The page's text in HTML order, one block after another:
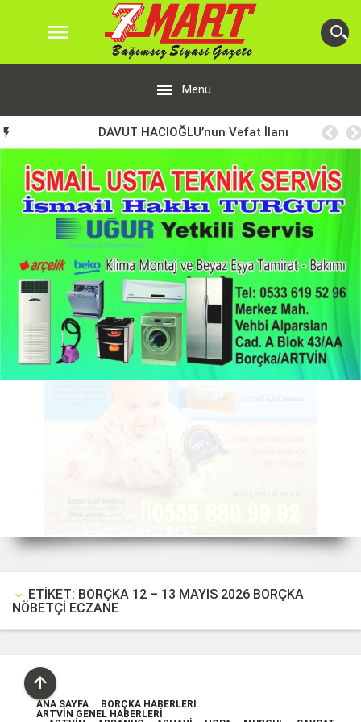

 Menü
 DAVUT HACIOĞLU’nun Vefat İlanı
keyboard_arrow_down ETIKET: BORÇKA 12 – 13 MAYIS 2026 BORÇKA
NÖBETÇİ ECZANE

ANA SAYFA
BORÇKA HABERLERI
ARTVIN GENEL HABERLERI